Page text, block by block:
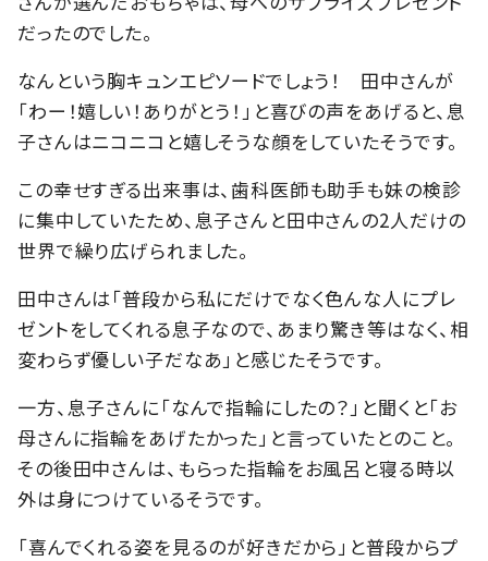
だったのでした。
なんという胸キュンエピソードでしょう！ 田中さんが
「わー！嬉しい！ありがとう！」と喜びの声をあげると、息
子さんはニコニコと嬉しそうな顔をしていたそうです。
この幸せすぎる出来事は、歯科医師も助手も妹の検診
に集中していたため、息子さんと田中さんの2人だけの
世界で繰り広げられました。
田中さんは「普段から私にだけでなく色んな人にプレ
ゼントをしてくれる息子なので、あまり驚き等はなく、相
変わらず優しい子だなあ」と感じたそうです。
一方、息子さんに「なんで指輪にしたの？」と聞くと「お
母さんに指輪をあげたかった」と言っていたとのこと。
その後田中さんは、もらった指輪をお風呂と寝る時以
外は身につけているそうです。
「喜んでくれる姿を見るのが好きだから」と普段からプ